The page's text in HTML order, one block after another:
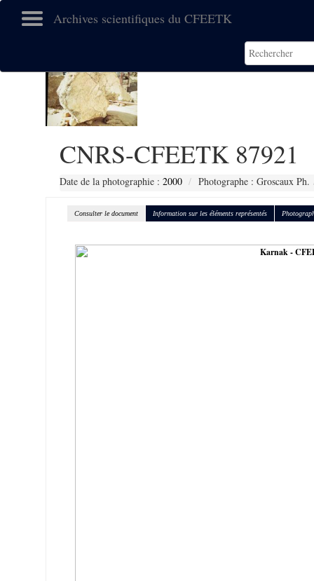
Archives scientifiques du CFEETK
CNRS-CFEETK 87921
Date de la photographie : 2000 Photographe : Groscaux Ph.
Consulter le document Information sur les éléments représentés